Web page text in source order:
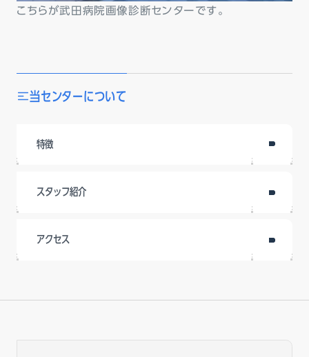
こちらが武田病院画像診断センターです。
当センターについて
特徴
スタッフ紹介
アクセス